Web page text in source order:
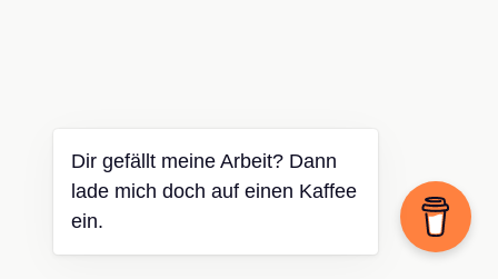
Dir gefällt meine Arbeit? Dann
lade mich doch auf einen Kaffee
ein.